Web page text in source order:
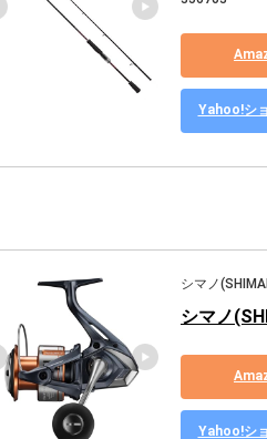
Yahoo!シ
シマノ
シマノ
Yahoo!シ